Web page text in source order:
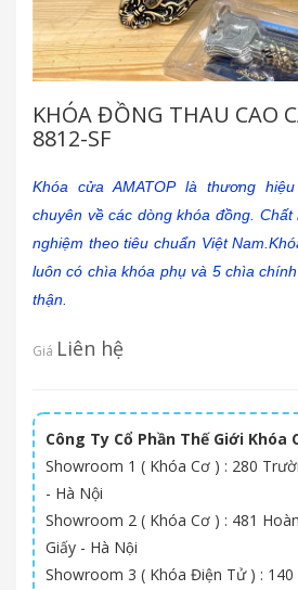
KHÓA ĐỒNG THAU CAO
8812-SF
Khóa cửa AMATOP là thương
chuyên về các dòng khóa đồng.
nghiệm theo tiêu chuẩn Việt
luôn có chìa khóa phụ và 5 chìa
thận.
Giá Liên hệ
Công Ty Cổ Phần Thế Giới Khóa
Showroom 1 ( Khóa Cơ ) : 280
- Hà Nội
Showroom 2 ( Khóa Cơ ) : 481
Giấy - Hà Nội
Showroom 3 ( Khóa Điện Tử ) : 140